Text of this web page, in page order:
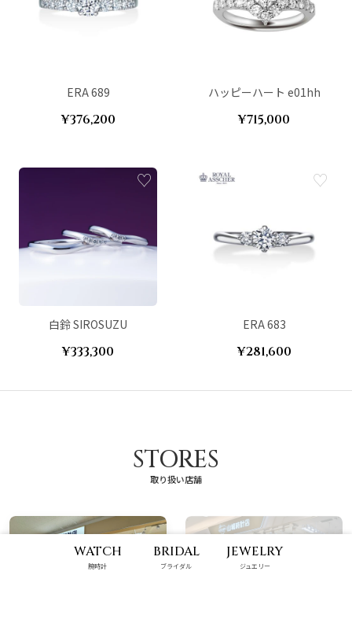
ERA 689
¥376,200
ハッピーハート e01hh
¥715,000
白鈴 SIROSUZU
¥333,300
ERA 683
¥281,600
STORES
取り扱い店舗
WATCH
腕時計
BRIDAL
ブライダル
JEWELRY
ジュエリー